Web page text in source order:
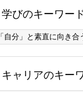
学びのキーワー
「自分」と素直に向き合
キャリアのキー